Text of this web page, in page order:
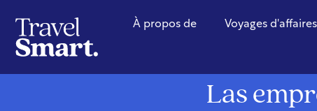
À propos de Voyages d'affaires
Las